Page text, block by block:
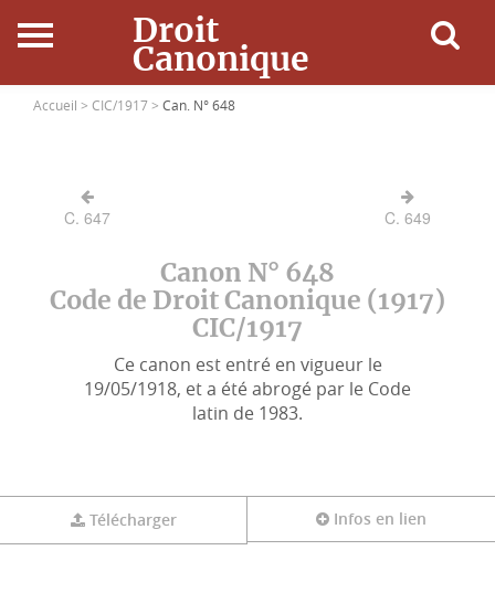
Droit
Canonique
Accueil
Ressources
Accueil > CIC/1917 > Can. N° 648
C. 647 C. 649
Canon N° 648
Code de Droit Canonique (1917)
CIC/1917
Ce canon est entré en vigueur le
19/05/1918, et a été abrogé par le Code
latin de 1983.
Télécharger Infos en lien